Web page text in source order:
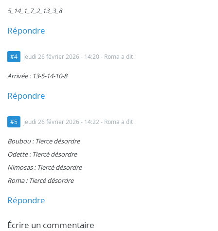
5_14_1_7_2_13_3_8
Répondre
#4 jeudi 26 février 2026 - 14:20 - Roma a dit :
Arrivée : 13-5-14-10-8
Répondre
#5 jeudi 26 février 2026 - 14:22 - Roma a dit :
Boubou : Tierce désordre
Odette : Tiercé désordre
Nimosas : Tiercé désordre
Roma : Tiercé désordre
Répondre
Écrire un commentaire